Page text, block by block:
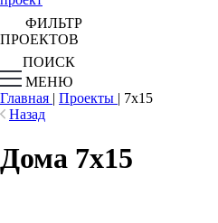
ФИЛЬТР
ПРОЕКТОВ
ПОИСК
МЕНЮ
Главная | Проекты | 7х15
Назад
Дома 7х15